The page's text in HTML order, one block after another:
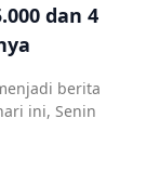
dan 4
berita
ini, Senin